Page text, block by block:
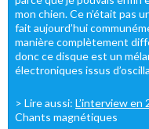
mon chien. Ce n’était pas
fait aujourd’hui
manière complètement
donc ce disque est un
électroniques issus
> Lire aussi: L’interview en
Chants magnétiques